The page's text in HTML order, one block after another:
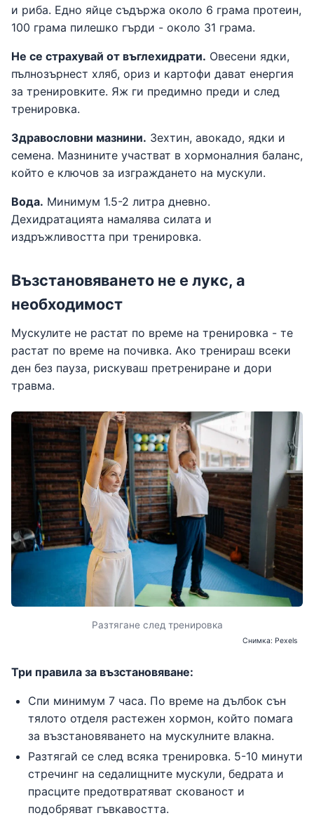
и риба. Едно яйце съдържа около 6 грама протеин,
100 грама пилешко гърди - около 31 грама.
Не се страхувай от въглехидрати. Овесени ядки,
пълнозърнест хляб, ориз и картофи дават енергия
за тренировките. Яж ги предимно преди и след
тренировка.
Здравословни мазнини. Зехтин, авокадо, ядки и
семена. Мазнините участват в хормоналния баланс,
който е ключов за изграждането на мускули.
Вода. Минимум 1.5-2 литра дневно.
Дехидратацията намалява силата и
издръжливостта при тренировка.
Възстановяването не е лукс, а
необходимост
Мускулите не растат по време на тренировка - те
растат по време на почивка. Ако тренираш всеки
ден без пауза, рискуваш претрениране и дори
травма.
Разтягане след тренировка
Снимка: Pexels
Три правила за възстановяване:
Спи минимум 7 часа. По време на дълбок сън
тялото отделя растежен хормон, който помага
за възстановяването на мускулните влакна.
Разтягай се след всяка тренировка. 5-10 минути
стречинг на седалищните мускули, бедрата и
прасците предотвратяват скованост и
подобряват гъвкавостта.